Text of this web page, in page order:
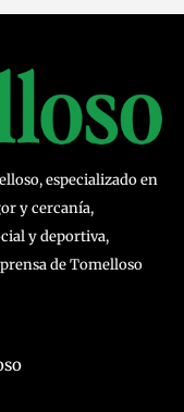
especializado en
y cercanía,
y deportiva,
de Tomelloso